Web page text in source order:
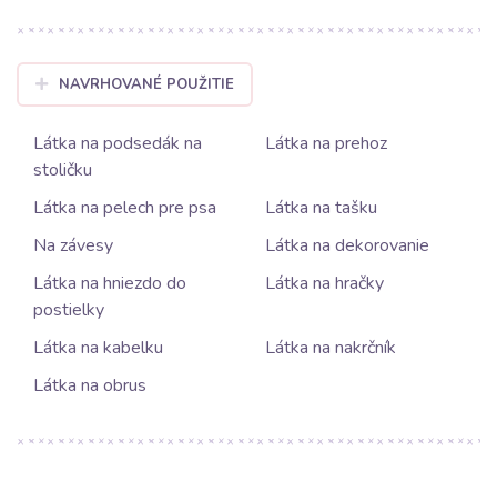
NAVRHOVANÉ POUŽITIE
Látka na podsedák na
stoličku
Látka na prehoz
Látka na pelech pre psa
Látka na tašku
Na závesy
Látka na dekorovanie
Látka na hniezdo do
postielky
Látka na hračky
Látka na kabelku
Látka na nakrčník
Látka na obrus